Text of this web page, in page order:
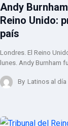
Andy
Reino Unido:
país
Londres. El Reino
lunes. Andy Burnham
By Latinos al día